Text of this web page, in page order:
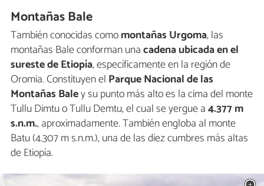
Montañas Bale
También conocidas comomontañas Urgoma, las
montañas Bale conforman unacadena ubicada en el
sureste de Etiopía, específicamente en la región de
Oromia. Constituyen el Parque Nacional de las
Montañas Baley su punto más alto es la cima del monte
Tullu Dimtu o Tullu Demtu, el cual se yergue a4.377 m
s.n.m., aproximadamente. También engloba al monte
Batu (4.307 m s.n.m.), una de las diez cumbres más altas
de Etiopía.